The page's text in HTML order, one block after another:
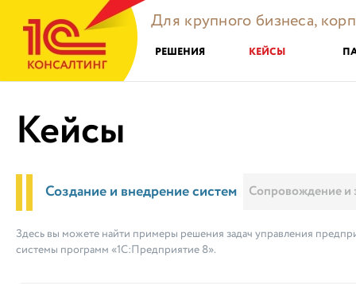
Для крупного бизнеса,
РЕШЕНИЯ КЕЙСЫ
Кейсы
Создание и внедрение систем Сопровождение и
Здесь вы можете найти примеры решения задач управления
системы программ «1С:Предприятие 8».